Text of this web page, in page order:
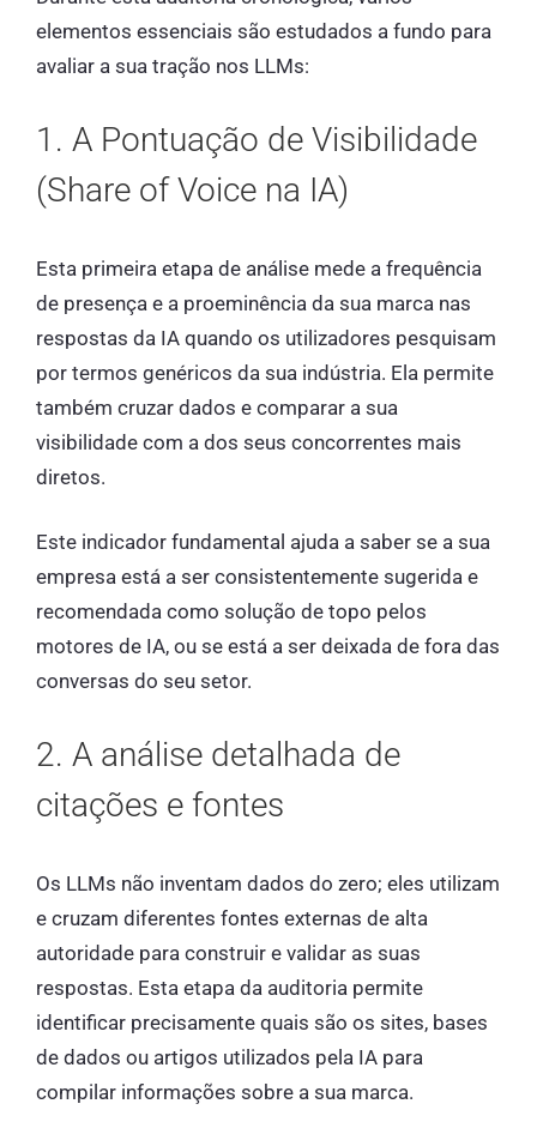
elementos essenciais são estudados a fundo para
avaliar a sua tração nos LLMs:
1. A Pontuação de Visibilidade
(Share of Voice na IA)
Esta primeira etapa de análise mede a frequência
de presença e a proeminência da sua marca nas
respostas da IA quando os utilizadores pesquisam
por termos genéricos da sua indústria. Ela permite
também cruzar dados e comparar a sua
visibilidade com a dos seus concorrentes mais
diretos.
Este indicador fundamental ajuda a saber se a sua
empresa está a ser consistentemente sugerida e
recomendada como solução de topo pelos
motores de IA, ou se está a ser deixada de fora das
conversas do seu setor.
2. A análise detalhada de
citações e fontes
Os LLMs não inventam dados do zero; eles utilizam
e cruzam diferentes fontes externas de alta
autoridade para construir e validar as suas
respostas. Esta etapa da auditoria permite
identificar precisamente quais são os sites, bases
de dados ou artigos utilizados pela IA para
compilar informações sobre a sua marca.